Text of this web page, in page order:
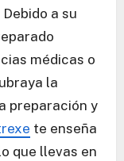
Debido a su
médicas o
la
preparación y
te enseña
que llevas en